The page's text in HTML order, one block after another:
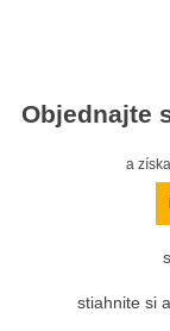
Objednajte
a
stiahnite si